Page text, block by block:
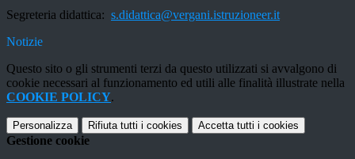
Segreteria didattica: s.didattica@vergani.istruzioneer.it
Notizie
Questo sito o gli strumenti terzi da questo utilizzati si avvalgono di
cookie necessari al funzionamento ed utili alle finalità illustrate nella
COOKIE POLICY.
Personalizza Rifiuta tutti i cookies Accetta tutti i cookies
Gestione cookie